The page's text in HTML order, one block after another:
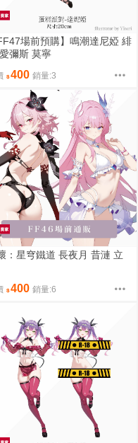
場前預購】鳴潮達尼婭 緋
彌斯 莫寧
400 銷量:3
：星穹鐵道 長夜月 昔漣 立
400 銷量:6